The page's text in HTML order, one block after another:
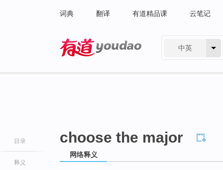
词典 翻译 有道精品课 云笔记
中英
目录
释义
choose the major
网络释义